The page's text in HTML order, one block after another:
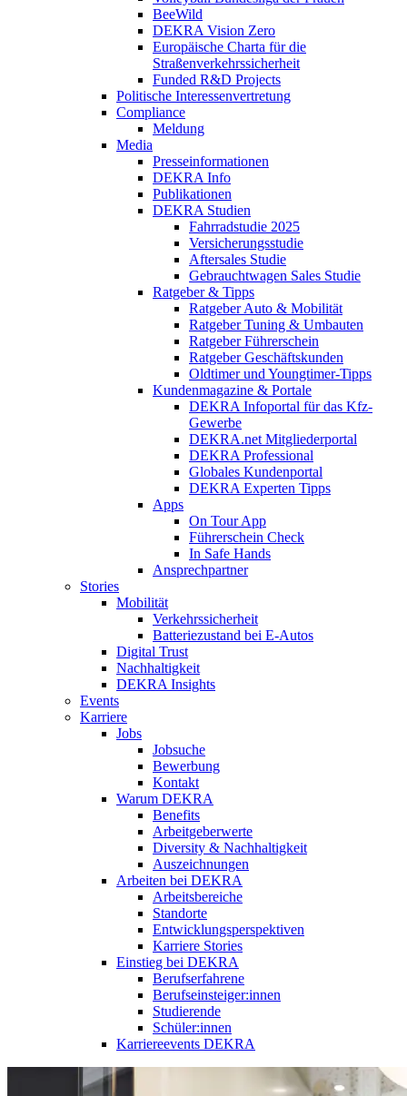
BeeWild
DEKRA Vision Zero
Europäische Charta für die
Straßenverkehrssicherheit
Funded R&D Projects
Politische Interessenvertretung
Compliance
Meldung
Media
Presseinformationen
DEKRA Info
Publikationen
DEKRA Studien
Fahrradstudie 2025
Versicherungsstudie
Aftersales Studie
Gebrauchtwagen Sales Studie
Ratgeber & Tipps
Ratgeber Auto & Mobilität
Ratgeber Tuning & Umbauten
Ratgeber Führerschein
Ratgeber Geschäftskunden
Oldtimer und Youngtimer-Tipps
Kundenmagazine & Portale
DEKRA Infoportal für das Kfz-
Gewerbe
DEKRA.net Mitgliederportal
DEKRA Professional
Globales Kundenportal
DEKRA Experten Tipps
Apps
On Tour App
Führerschein Check
In Safe Hands
Ansprechpartner
Stories
Mobilität
Verkehrssicherheit
Batteriezustand bei E-Autos
Digital Trust
Nachhaltigkeit
DEKRA Insights
Events
Karriere
Jobs
Jobsuche
Bewerbung
Kontakt
Warum DEKRA
Benefits
Arbeitgeberwerte
Diversity & Nachhaltigkeit
Auszeichnungen
Arbeiten bei DEKRA
Arbeitsbereiche
Standorte
Entwicklungsperspektiven
Karriere Stories
Einstieg bei DEKRA
Berufserfahrene
Berufseinsteiger:innen
Studierende
Schüler:innen
Karriereevents DEKRA